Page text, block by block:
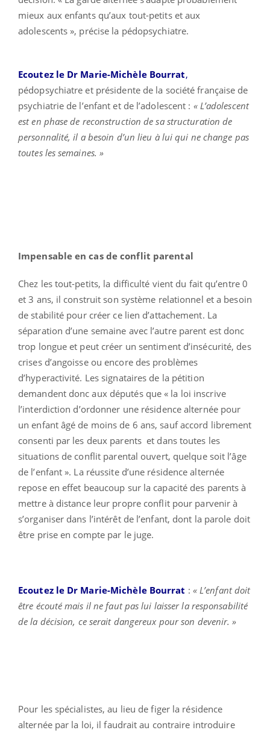
mieux aux enfants qu’aux tout-petits et aux
adolescents », précise la pédopsychiatre.
Ecoutez le Dr Marie-Michèle Bourrat,
pédopsychiatre et présidente de la société française de
psychiatrie de l’enfant et de l’adolescent : « L’adolescent
est en phase de reconstruction de sa structuration de
personnalité, il a besoin d’un lieu à lui qui ne change pas
toutes les semaines. »
Impensable en cas de conflit parental
Chez les tout-petits, la difficulté vient du fait qu’entre 0
et 3 ans, il construit son système relationnel et a besoin
de stabilité pour créer ce lien d’attachement. La
séparation d’une semaine avec l’autre parent est donc
trop longue et peut créer un sentiment d’insécurité, des
crises d’angoisse ou encore des problèmes
d’hyperactivité. Les signataires de la pétition
demandent donc aux députés que « la loi inscrive
l’interdiction d’ordonner une résidence alternée pour
un enfant âgé de moins de 6 ans, sauf accord librement
consenti par les deux parents et dans toutes les
situations de conflit parental ouvert, quelque soit l’âge
de l’enfant ». La réussite d’une résidence alternée
repose en effet beaucoup sur la capacité des parents à
mettre à distance leur propre conflit pour parvenir à
s’organiser dans l’intérêt de l’enfant, dont la parole doit
être prise en compte par le juge.
Ecoutez le Dr Marie-Michèle Bourrat : « L’enfant doit
être écouté mais il ne faut pas lui laisser la responsabilité
de la décision, ce serait dangereux pour son devenir. »
Pour les spécialistes, au lieu de figer la résidence
alternée par la loi, il faudrait au contraire introduire